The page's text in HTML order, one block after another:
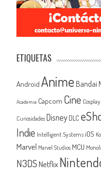
ETIQUETAS
Android Anime Bandai
Academia Capcom Cine Cosplay
Curiosidades Disney DLC
Indie Intelligent Systems iOS
Marvel Marvel Studios MCU
N3DSNetflix